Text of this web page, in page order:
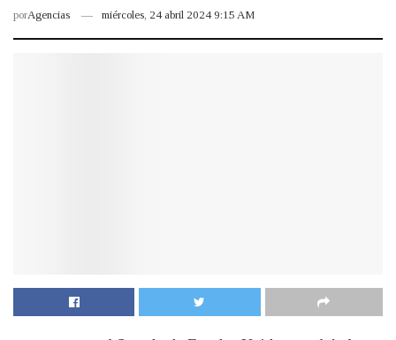
porAgencias miércoles, 24 abril 2024 9:15 AM